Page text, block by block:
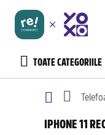
TOATE CATEGORIILE
IPHONE 11